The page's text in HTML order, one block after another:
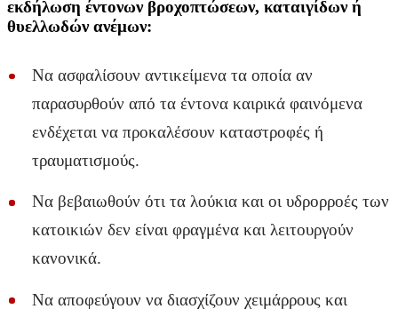
εκδήλωση έντονων βροχοπτώσεων, καταιγίδων ή
θυελλωδών ανέμων:
Να ασφαλίσουν αντικείμενα τα οποία αν
παρασυρθούν από τα έντονα καιρικά φαινόμενα
ενδέχεται να προκαλέσουν καταστροφές ή
τραυματισμούς.
Να βεβαιωθούν ότι τα λούκια και οι υδρορροές των
κατοικιών δεν είναι φραγμένα και λειτουργούν
κανονικά.
Να αποφεύγουν να διασχίζουν χειμάρρους και